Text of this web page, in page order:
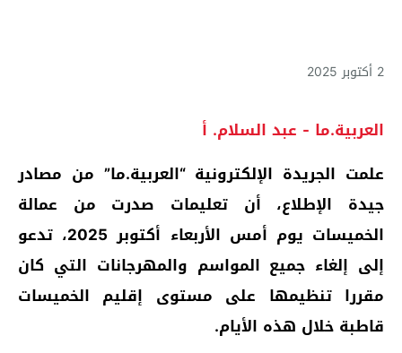
2 أكتوبر 2025
العربية.ما - عبد السلام. أ
علمت الجريدة الإلكترونية “العربية.ما” من مصادر
جيدة الإطلاع، أن تعليمات صدرت من عمالة
الخميسات يوم أمس الأربعاء أكتوبر 2025، تدعو
إلى إلغاء جميع المواسم والمهرجانات التي كان
مقررا تنظيمها على مستوى إقليم الخميسات
قاطبة خلال هذه الأيام.